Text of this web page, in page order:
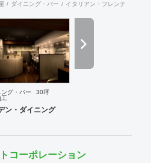
ダイニング・バー イタリアン・フレンチ
ング・バー
30坪
ン・ダイニング
コーポレーション